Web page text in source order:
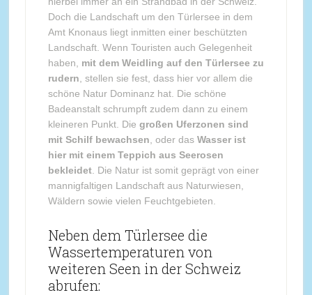
Doch die Landschaft um den Türlersee in dem
Amt Knonaus liegt inmitten einer beschützten
Landschaft. Wenn Touristen auch Gelegenheit
haben, mit dem Weidling auf den Türlersee zu
rudern , stellen sie fest, dass hier vor allem die
schöne Natur Dominanz hat. Die schöne
Badeanstalt schrumpft zudem dann zu einem
kleineren Punkt. Die großen Uferzonen sind
mit Schilf bewachsen , oder das Wasser ist
hier mit einem Teppich aus Seerosen
bekleidet. Die Natur ist somit geprägt von einer
mannigfaltigen Landschaft aus Naturwiesen,
Wäldern sowie vielen Feuchtgebieten.
Neben dem Türlersee die
Wassertemperaturen von
weiteren Seen in der Schweiz
abrufen: